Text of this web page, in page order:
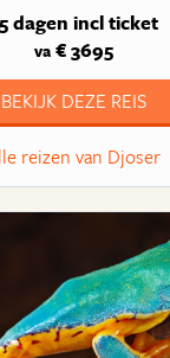
dagen incl ticket
va€ 3695
BEKIJK DEZE REIS
reizen van Djoser